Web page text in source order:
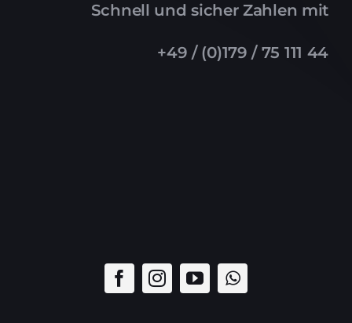
Schnell und sicher Zahlen mit
+49 / (0)179 / 75 111 44